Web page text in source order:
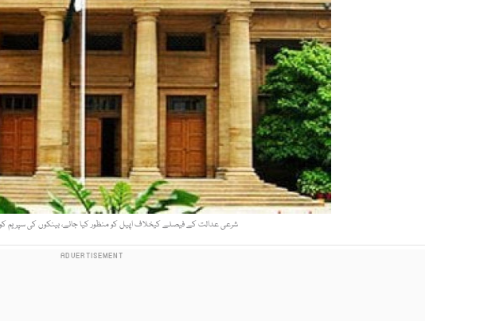
شرعی عدالت کے فیصلے کیخلاف اپیل کو منظور کیا جائے، بینکوں کی سپریم